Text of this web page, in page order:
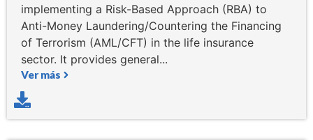
implementing a Risk-Based Approach (RBA) to
Anti-Money Laundering/Countering the Financing
of Terrorism (AML/CFT) in the life insurance
sector. It provides general...
Ver más